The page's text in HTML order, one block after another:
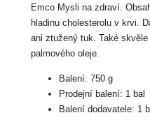
Emco Mysli na zdraví.
hladinu cholesterolu v krvi.
ani ztužený tuk. Také
palmového oleje.
Balení: 750 g
Prodejní balení: 1 bal
Balení dodavatele: 1